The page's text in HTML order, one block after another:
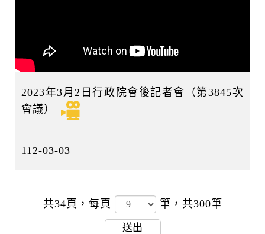
2023年3月2日行政院會後記者會（第3845次
會議）
112-03-03
共34頁， 每頁 筆，共300筆
送出